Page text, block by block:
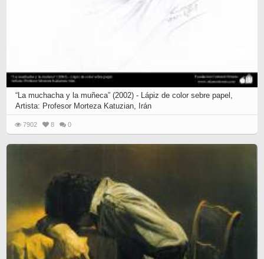
“La muchacha y la muñeca” (2002) - Lápiz de color sebre papel,
Artista: Profesor Morteza Katuzian, Irán
7902 8 0